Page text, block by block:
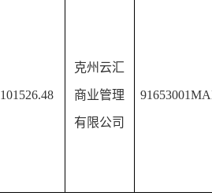
101526.48
克州云汇
商业管理
有限公司